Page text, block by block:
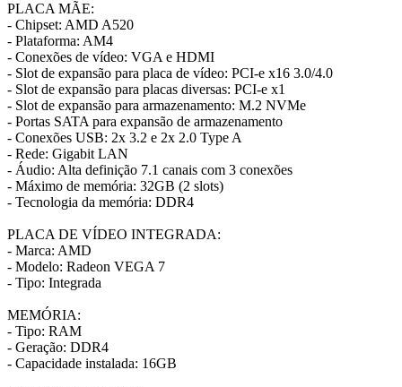
PLACA MÃE:
- Chipset: AMD A520
- Plataforma: AM4
- Conexões de vídeo: VGA e HDMI
- Slot de expansão para placa de vídeo: PCI-e x16 3.0/4.0
- Slot de expansão para placas diversas: PCI-e x1
- Slot de expansão para armazenamento: M.2 NVMe
- Portas SATA para expansão de armazenamento
- Conexões USB: 2x 3.2 e 2x 2.0 Type A
- Rede: Gigabit LAN
- Áudio: Alta definição 7.1 canais com 3 conexões
- Máximo de memória: 32GB (2 slots)
- Tecnologia da memória: DDR4
PLACA DE VÍDEO INTEGRADA:
- Marca: AMD
- Modelo: Radeon VEGA 7
- Tipo: Integrada
MEMÓRIA:
- Tipo: RAM
- Geração: DDR4
- Capacidade instalada: 16GB